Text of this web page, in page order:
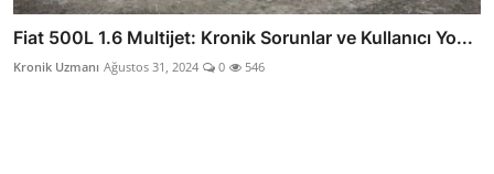
Fiat 500L 1.6 Multijet: Kronik Sorunlar ve Kullanıcı Yo...
Kronik Uzmanı Ağustos 31, 2024 0 546